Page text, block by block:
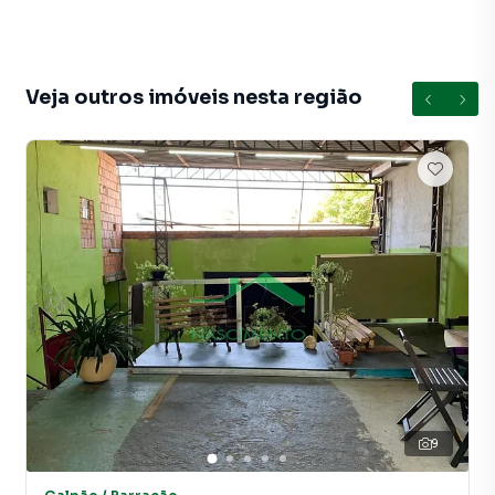
Anuncie seu imóvel! É fácil, rápido e gratuito! A Mix
Nascimento é uma imobiliária digital com imóveis em
Nascimento você consegue vender ou alugar seu imóvel
muito mais rápido do que em imobiliárias tradicionais. Já
vendemos e locamos diversos imóveis em São Paulo,
especialmente em Vila Moraes. Isso porque temos uma
equipe de marketing digital focada em produzir
campanhas específicas para São Paulo, o que aumenta
muito o número de contatos interessados e tendo como
consequência uma maior chance de vender ou alugar seu
imóvel mais rápido. Contamos também com um time de
programadores, corretores treinados e uma central de
atendimento preparada para atender proprietários e
inquilinos.
Veja outros imóveis nesta região
9